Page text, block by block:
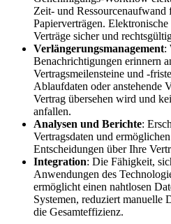
Zeit- und
Papierverträgen.
Verträge sicher und
Verlängerungsmanagement:
Benachrichtigungen erinnern
Vertragsmeilensteine und -
Ablaufdaten oder anstehende
Vertrag übersehen wird und
anfallen.
Analysen und Berichte:
Vertragsdaten und
Entscheidungen über Ihre
Integration: Die Fähigkeit,
Anwendungen des
ermöglicht einen nahtlosen
Systemen, reduziert manuelle
die Gesamteffizienz.